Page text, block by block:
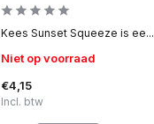
Kees Sunset Squeeze is ee...
Niet op voorraad
€4,15
Incl. btw